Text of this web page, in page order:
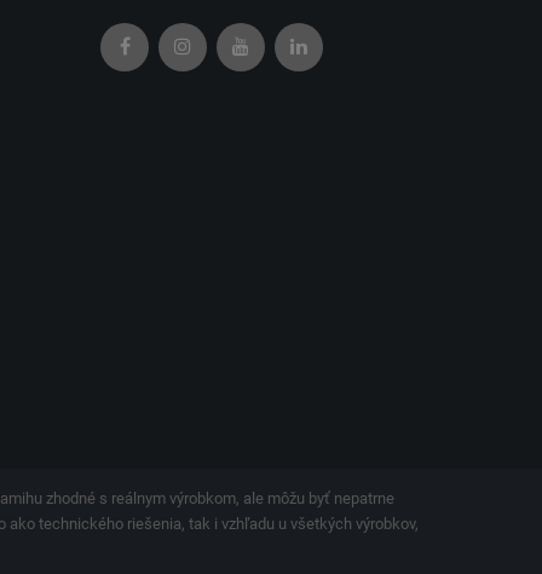
zhodné s reálnym výrobkom, ale môžu byť nepatrne
ako technického riešenia, tak i vzhľadu u všetkých výrobkov,